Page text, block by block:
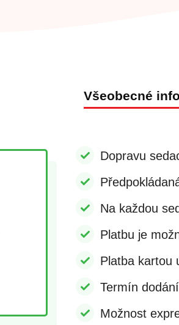
Všeobecné
Dopravu
Na každou
Platbu je
Platba kartou
Termín
Možnost